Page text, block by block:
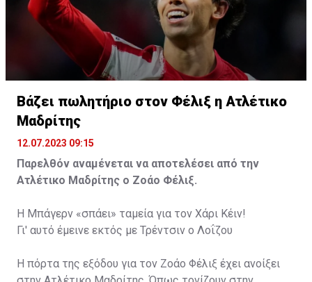
Βάζει πωλητήριο στον Φέλιξ η Ατλέτικο
Μαδρίτης
12.07.2023 09:15
Παρελθόν αναμένεται να αποτελέσει από την
Ατλέτικο Μαδρίτης ο Ζοάο Φέλιξ.
Η Μπάγερν «σπάει» ταμεία για τον Χάρι Κέιν!
Γι' αυτό έμεινε εκτός με Τρέντσιν ο Λοΐζου
Η πόρτα της εξόδου για τον Ζοάο Φέλιξ έχει ανοίξει